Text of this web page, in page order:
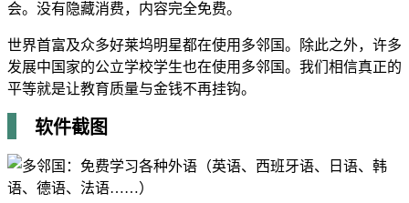
会。没有隐藏消费，内容完全免费。
世界首富及众多好莱坞明星都在使用多邻国。除此之外，许多
发展中国家的公立学校学生也在使用多邻国。我们相信真正的
平等就是让教育质量与金钱不再挂钩。
软件截图